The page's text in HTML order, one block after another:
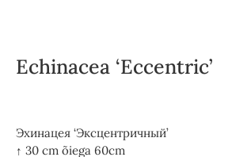
Echinacea ‘Eccentric’
Эхинацея ‘Эксцентричный’
↑ 30 cm õiega 60cm